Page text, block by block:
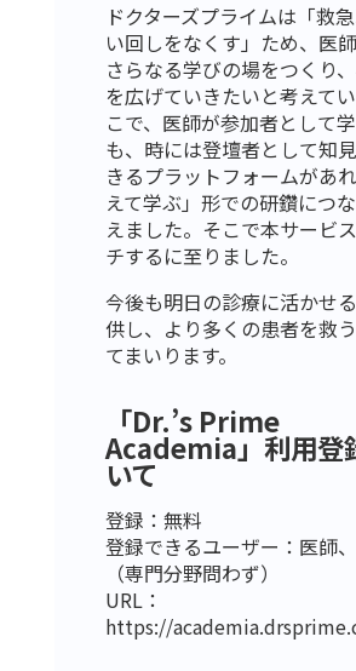
ドクターズプライムは「救
い回しをなくす」ため、医
さらなる学びの場をつくり
を広げていきたいと考えて
こで、医師が参加者として
も、時には登壇者として知
きるプラットフォームがあ
えて学ぶ」形での研鑽につ
えました。そこで本サービ
チするに至りました。
今後も明日の診療に活かせ
供し、より多くの患者を救
てまいります。
「Dr.’s Prime
Academia」利用登
いて
登録：無料
登録できるユーザー：医師
（専門分野問わず）
URL：
https://